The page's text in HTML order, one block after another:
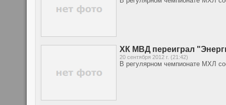
ХК МВД переиграл
20 сентября 2012 г. (21:42)
В регулярном чемпионате МХЛ